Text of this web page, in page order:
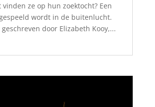
vinden ze op hun zoektocht? Een
wordt in de buitenlucht.
door Elizabeth Kooy,...